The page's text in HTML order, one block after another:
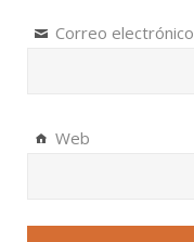
Correo electrónico
Web